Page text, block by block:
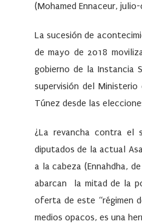
(Mohamed Ennaceur,
La sucesión de
de mayo de 2018
gobierno de la Instancia
supervisión del
Túnez desde las
¿La revancha contra el
diputados de la actual
a la cabeza (Ennahdha,
abarcan la mitad de la
oferta de este “régimen
medios opacos, es una